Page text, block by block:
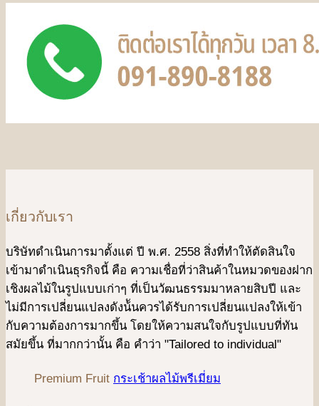
เกี่ยวกับเรา
บริษัทดําเนินการมาตั้งแต่ ปี พ.ศ. 2558 สิ่งที่ทำให้ตัดสินใจ
เข้ามาดําเนินธุรกิจนี้ คือ ความเชื่อที่ว่าสินค้าในหมวดของฝาก
เชิงผลไม้ในรูปแบบเก่าๆ ที่เป็นวัฒนธรรมมาหลายสิบปี และ
ไม่มีการเปลี่ยนแปลงดังน้ันควรได้รับการเปลี่ยนแปลงให้เข้า
กับความต้องการมากขึ้น โดยให้ความสนใจกับรูปแบบที่ทัน
สมัยขึ้น ที่มากกว่านั้น คือ คําว่า "Tailored to individual"
Premium Fruit กระเช้าผลไม้พรีเมี่ยม